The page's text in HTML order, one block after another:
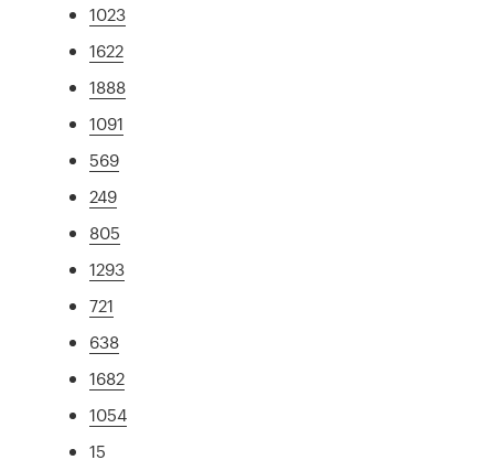
1023
1622
1888
1091
569
249
805
1293
721
638
1682
1054
15